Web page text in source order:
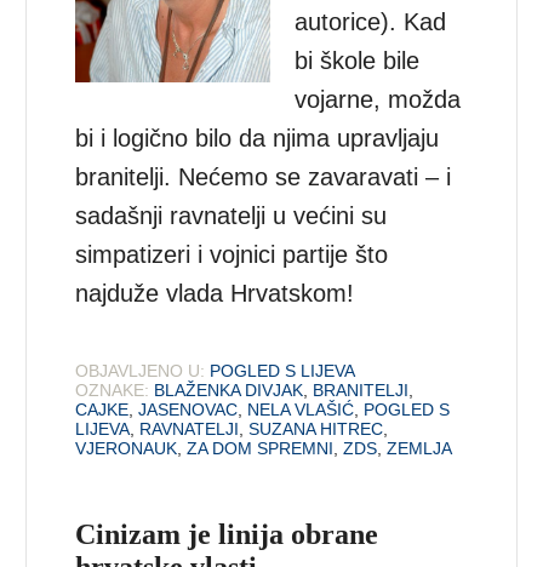
autorice). Kad
bi škole bile
vojarne, možda
bi i logično bilo da njima upravljaju
branitelji. Nećemo se zavaravati – i
sadašnji ravnatelji u većini su
simpatizeri i vojnici partije što
najduže vlada Hrvatskom!
OBJAVLJENO U: POGLED S LIJEVA
OZNAKE: BLAŽENKA DIVJAK, BRANITELJI,
CAJKE,JASENOVAC, NELA VLAŠIĆ, POGLED S
LIJEVA, RAVNATELJI,SUZANA HITREC,
VJERONAUK,ZA DOM SPREMNI,ZDS,ZEMLJA
Cinizam je linija obrane